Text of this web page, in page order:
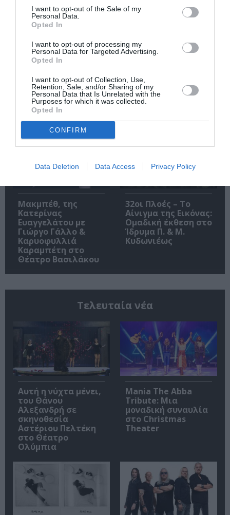
I want to opt-out of the Sale of my
Personal Data.
Opted In
I want to opt-out of processing my
Personal Data for Targeted Advertising.
Opted In
I want to opt-out of Collection, Use,
Retention, Sale, and/or Sharing of my
Personal Data that Is Unrelated with the
Purposes for which it was collected.
Opted In
CONFIRM
Data Deletion Data Access Privacy Policy
O «Οιδίποδας» του
στη Στέγη – Με τους
Νίκο Κουρή & Μαρία
Κεχαγιόγλου
Βυζαντίου: Η νέα
ελληνική όπερα του
Θεόδωρου Στάθη
Ολύμπια
Μακμπέθ, της
Κατερίνας
Ευαγγελάτου με
Γιώργο Γάλλο &
Καρυοφυλλιά
Καραμπέτη στο
Θέατρο Βασιλάκου
32οι Πλοές – Το
Αίνιγμα της Εικόνας:
Ομαδική έκθεση στο
Ίδρυμα Π. & Μ.
Κυδωνιέως
Τελευταία νέα
Αυτή η νύχτα μένει,
του Θάνου
Αλεξανδρή σε
σκηνοθεσία
Αστέριου Πελτέκη
στο Θέατρο
Ολύμπια
Mania The Abba
Tribute: Μια
μοναδική συναυλία
στο Christmas
Theater